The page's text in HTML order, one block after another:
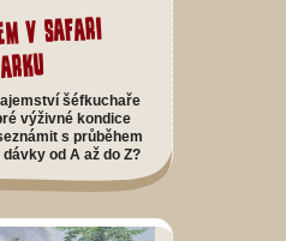
v safari
šéfkuchaře
výživné kondice
s průběhem
od A až do Z?